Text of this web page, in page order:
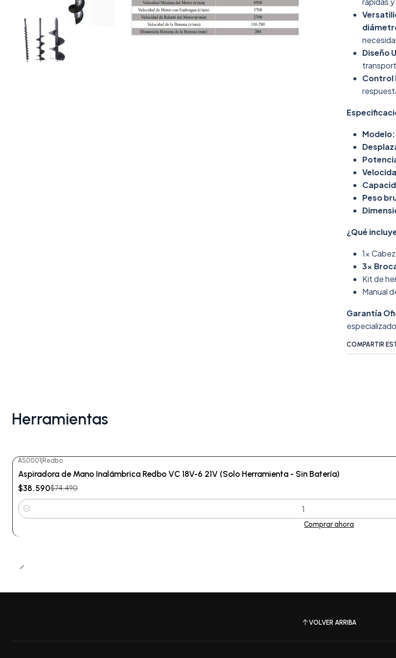
Diseño
Control
Modelo:
Peso
¿Qué
1x
3x
Kit de
Manual
Garantía
COMPARTIR
Herramientas
AS0001 Redbo
Aspiradora de Mano Inalámbrica Redbo VC 18V-6 21V (Solo Herramienta - Sin Batería)
$38.590$74.490
Cantidad
Comprar ahora
VOLVER ARRIBA